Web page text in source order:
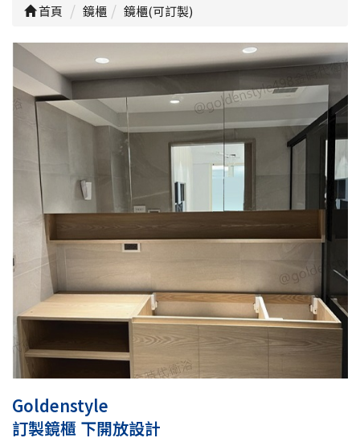
首頁 鏡櫃 鏡櫃(可訂製)
Goldenstyle
訂製鏡櫃 下開放設計